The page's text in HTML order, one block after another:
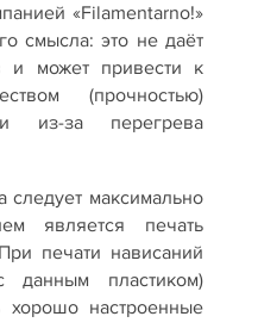
«Filamentarno!»
смысла: это не даёт
и может привести к
(прочностью)
из-за перегрева
следует максимально
является печать
печати нависаний
пластиком)
хорошо настроенные